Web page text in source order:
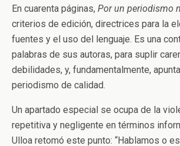
En cuarenta páginas, Por un periodismo
criterios de edición, directrices para la
fuentes y el uso del lenguaje. Es una
palabras de sus autoras, para suplir
debilidades, y, fundamentalmente,
periodismo de calidad.
Un apartado especial se ocupa de la
repetitiva y negligente en términos
Ulloa retomó este punto: “Hablamos o